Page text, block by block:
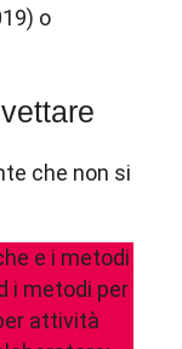
o
che non si
e i metodi
i metodi per
attività